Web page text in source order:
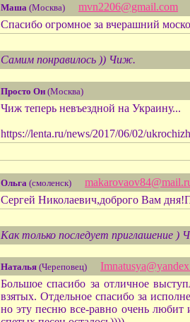
Маша (Москва)
mvn2206@gmail.com
Спасибо огромное за вчерашний
Самим понравилось )) Чиж.
Просто Он (Москва)
Чиж теперь невъездной на Украину...
https://lenta.ru/news/2017/06/02/
Ольга (смоленск)
Сергей Николаевич,доброго Вам
Как только последует приглашение )
Наталья (Череповец)
Большое спасибо за отличное
взятых. Отдельное спасибо за
но эту песню все-равно очень